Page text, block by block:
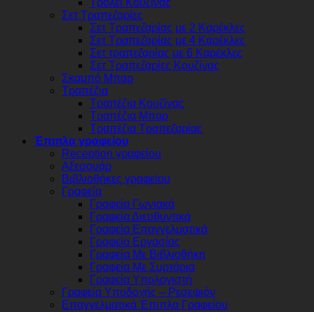
Σετ Τραπεζαρίες
Σετ Τραπεζαρίας με 2 Καρέκλες
Σετ Τραπεζαρίας με 4 Καρέκλες
Σετ τραπεζαρίας με 6 Καρέκλες
Σετ Τραπεζαρίες Κουζίνας
Σκαμπό Μπαρ
Τραπέζια
Τραπέζια Κουζίνας
Τραπέζια Μπαρ
Τραπέζια Τραπεζαρίας
Έπιπλα γραφείου
Reception γραφείου
Αξεσουάρ
Βιβλιοθήκες γραφείου
Γραφεία
Γραφεία Γωνιακά
Γραφεία Διευθυντικά
Γραφεία Επαγγελματικά
Γραφεία Εργασίας
Γραφεία Με Βιβλιοθήκη
Γραφεία Με Συρτάρια
Γραφεία Υπολογιστή
Γραφεία Υποδοχής – Ρεσεψιόν
Επαγγελματικά Έπιπλα Γραφείου